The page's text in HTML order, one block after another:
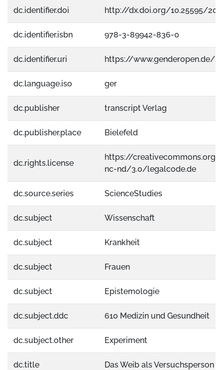
dc.identifier.doi http://dx.doi.org/10.25595/209
dc.identifier.isbn 978-3-89942-836-0
dc.identifier.uri https://www.genderopen.de/
dc.language.iso ger
dc.publisher transcript Verlag
dc.publisher.place Bielefeld
dc.rights.license
https://
nc-nd/3.0/legalcode.de
dc.source.series ScienceStudies
dc.subject Wissenschaft
dc.subject Krankheit
dc.subject Frauen
dc.subject Epistemologie
dc.subject.ddc 610 Medizin und Gesundheit
dc.subject.other Experiment
dc.title Das Weib als Versuchsperson